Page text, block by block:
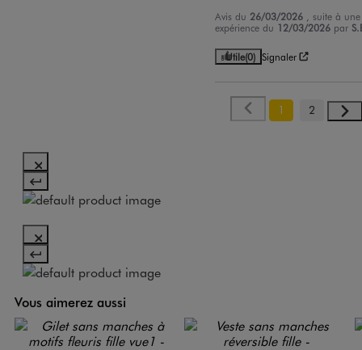
Avis du 26/03/2026
, suite à une
expérience du 12/03/2026 par
Utile(0) Signaler
1 2
Vous aimerez aussi